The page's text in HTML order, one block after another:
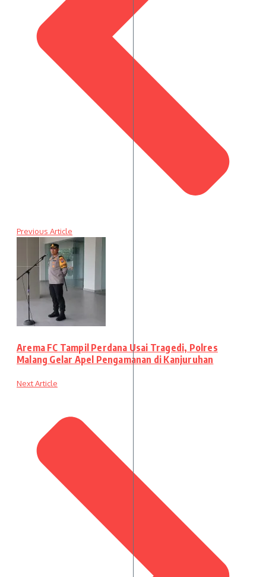
Previous Article
Arema FC Tampil Perdana Usai Tragedi, Polres
Malang Gelar Apel Pengamanan di Kanjuruhan
Next Article